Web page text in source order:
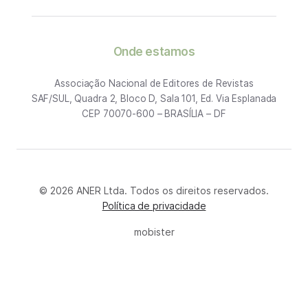
Onde estamos
Associação Nacional de Editores de Revistas
SAF/SUL, Quadra 2, Bloco D, Sala 101, Ed. Via Esplanada
CEP 70070-600 – BRASÍLIA – DF
© 2026 ANER Ltda. Todos os direitos reservados.
Política de privacidade
mobister